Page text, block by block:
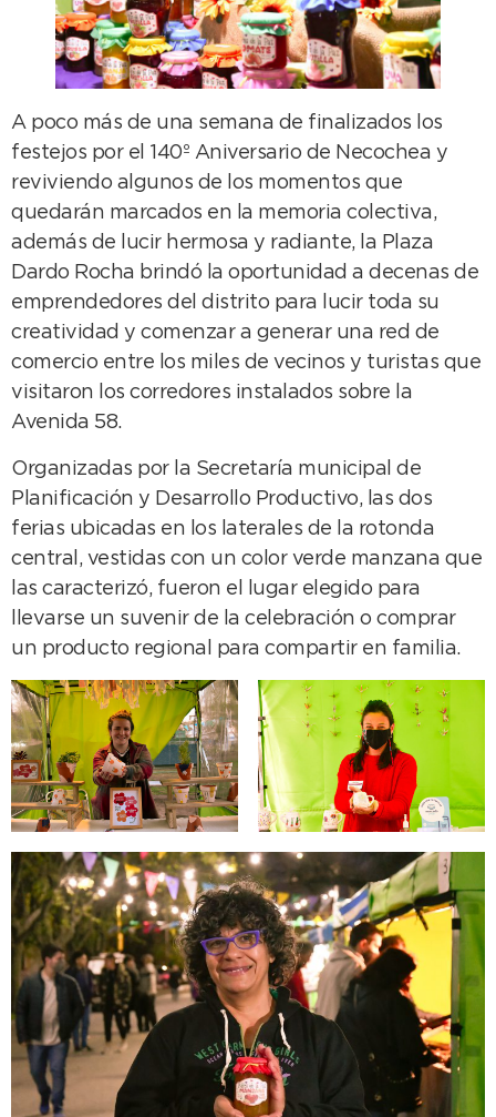
A poco más de una semana de finalizados los
festejos por el 140º Aniversario de Necochea y
reviviendo algunos de los momentos que
quedarán marcados en la memoria colectiva,
además de lucir hermosa y radiante, la Plaza
Dardo Rocha brindó la oportunidad a decenas de
emprendedores del distrito para lucir toda su
creatividad y comenzar a generar una red de
comercio entre los miles de vecinos y turistas que
visitaron los corredores instalados sobre la
Avenida 58.
Organizadas por la Secretaría municipal de
Planificación y Desarrollo Productivo, las dos
ferias ubicadas en los laterales de la rotonda
central, vestidas con un color verde manzana que
las caracterizó, fueron el lugar elegido para
llevarse un suvenir de la celebración o comprar
un producto regional para compartir en familia.